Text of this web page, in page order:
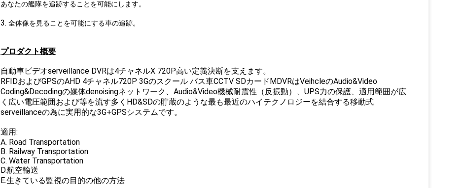
あなたの艦隊を追跡することを可能にします。
3. 全体像を見ることを可能にする車の追跡。
プロダクト概要
自動車ビデオserveillance DVRは4チャネルX 720P高い定義決断を支えます。
RFIDおよびGPSのAHD 4チャネル720P 3Gのスクール バス車CCTV SDカードMDVRはVeihcleのAudio&Video
Coding&Decodingの媒体denoisingネットワーク、Audio&Video機械耐震性（反振動）、UPS力の保護、適用範囲が広
く広い電圧範囲および等を流す多くHD&SDの貯蔵のような最も最近のハイテクノロジーを結合する移動式
serveillanceの為に実用的な3G+GPSシステムです。
適用:
A. Road Transportation
B. Railway Transportation
C. Water Transportation
D.航空輸送
E.生きている監視の目的の他の方法